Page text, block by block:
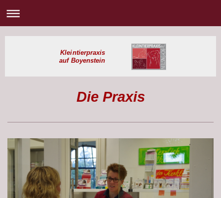
Kleintierpraxis
auf Boyenstein
Die Praxis